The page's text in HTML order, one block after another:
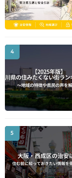
4
5